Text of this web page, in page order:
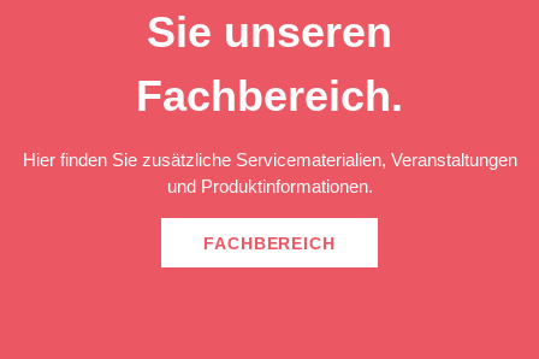
Sie unseren
Fachbereich.
Hier finden Sie zusätzliche Servicematerialien, Veranstaltungen
und Produktinformationen.
FACHBEREICH